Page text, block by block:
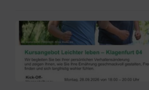
2026_Terminübersicht_A3_Leichter
leben_Herbst_Klagenfurt
04.pdf